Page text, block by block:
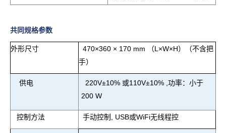
共同规格参数
外形尺寸
470×360 × 170 mm （L×W×H）（不含把
手）
供电 220V±10% 或110V±10% 功率：小于
200 W
控制方法 手动控制 , USB或WiFi无线程控